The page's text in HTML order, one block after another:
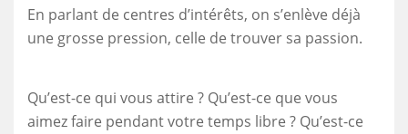
En parlant de centres d’intérêts, on s’enlève déjà
une grosse pression, celle de trouver sa passion.
Qu’est-ce qui vous attire ? Qu’est-ce que vous
aimez faire pendant votre temps libre ? Qu’est-ce